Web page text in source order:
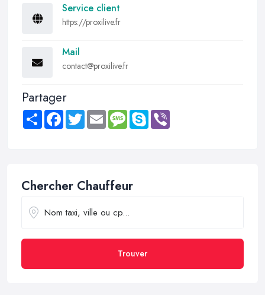
Service client
https://proxilive.fr
Mail
contact@proxilive.fr
Partager
Share FacebookTwitter Email MessageSkype
Chercher Chauffeur
Trouver